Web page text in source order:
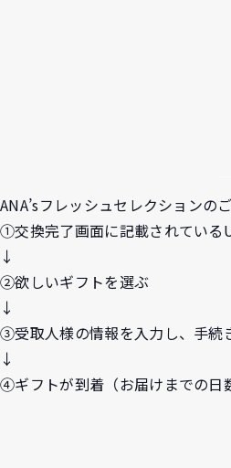
ANA’sフレッシュセレクションの
①交換完了画面に記載されている
↓
②欲しいギフトを選ぶ
↓
③受取人様の情報を入力し、手続
↓
④ギフトが到着（お届けまでの日